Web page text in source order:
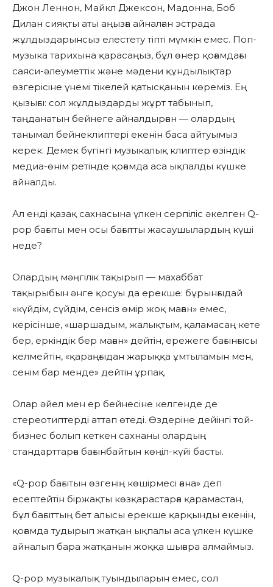
Джон Леннон, Майкл Джексон, Мадонна, Боб
Дилан сияқты аты аңызға айналған эстрада
жұлдыздарынсыз елестету тіпті мүмкін емес. Поп-
музыка тарихына қарасаңыз, бұл өнер қоғамдағы
саяси-әлеуметтік және мәдени құндылықтар
өзгерісіне үнемі тікелей қатысқанын көреміз. Ең
қызығы: сол жұлдыздарды жұрт табынып,
таңданатын бейнеге айналдырған — олардың
танымал бейнеклиптері екенін баса айтуымыз
керек. Демек бүгінгі музыкалық клиптер өзіндік
медиа-өнім ретінде қоғамда аса ықпалды күшке
айналды.
Ал енді қазақ сахнасына үлкен серпіліс әкелген Q-
pop бағыты мен осы бағытты жасаушылардың күші
неде?
Олардың мәңгілік тақырып — махаббат
тақырыбын әнге қосуы да ерекше: бұрынғыдай
«күйдім, сүйдім, сенсіз өмір жоқ маған» емес,
керісінше, «шаршадым, жалықтым, қаламасаң кете
бер, еркіндік бер маған» дейтін, ережеге бағынғысы
келмейтін, «қараңғыдан жарыққа ұмтыламын мен,
сенім бар менде» дейтін ұрпақ.
Олар әйел мен ер бейнесіне келгенде де
стереотиптерді аттап өтеді. Өздеріне дейінгі той-
бизнес болып кеткен сахнаны олардың
стандарттарға бағынбайтын көңіл-күйі басты.
«Q-pop бағытын өзгенің көшірмесі ғана» деп
есептейтін біржақты көзқарастарға қарамастан,
бұл бағыттың бет алысы ерекше қарқынды екенін,
қоғамда тудырып жатқан ықпалы аса үлкен күшке
айналып бара жатқанын жоққа шығара алмаймыз.
Q-pop музыкалық туындыларын емес, сол